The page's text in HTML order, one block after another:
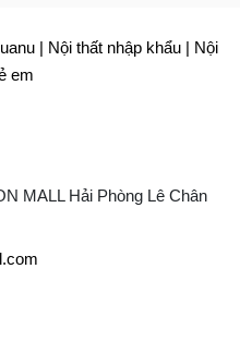
MALL Hải Phòng Lê Chân